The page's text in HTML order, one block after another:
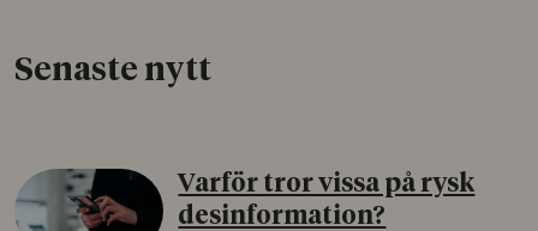
Senaste nytt
Varför tror vissa på rysk
desinformation?